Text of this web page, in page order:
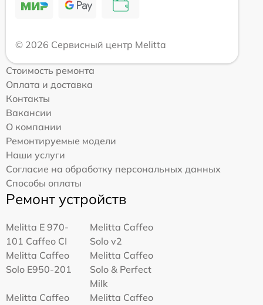
© 2026 Сервисный центр Melitta
Стоимость ремонта
Оплата и доставка
Контакты
Вакансии
О компании
Ремонтируемые модели
Наши услуги
Согласие на обработку персональных данных
Способы оплаты
Ремонт устройств
Melitta Е 970-
101 Caffeo CI
Melitta Caffeo
Solo v2
Melitta Caffeo
Solo E950-201
Melitta Caffeo
Solo & Perfect
Milk
Melitta Caffeo
Melitta Caffeo